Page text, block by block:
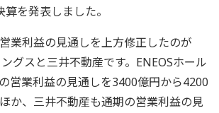
を発表しました。
業利益の見通しを上方修正したのが
グスと三井不動産です。ENEOSホール
営業利益の見通しを3400億円から4200
か、三井不動産も通期の営業利益の見